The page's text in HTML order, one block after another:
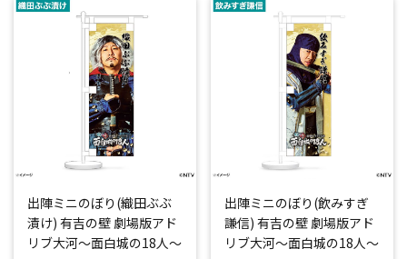
出陣ミニのぼり(織田ぶぶ
漬け) 有吉の壁 劇場版アド
リブ大河～面白城の18人～
出陣ミニのぼり(飲みすぎ
謙信) 有吉の壁 劇場版アド
リブ大河～面白城の18人～